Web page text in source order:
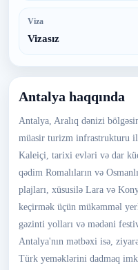
Viza
Vizasız
Antalya haqqında
Antalya, Aralıq dənizi
müasir turizm infrastrukturu
Kaleiçi, tarixi evləri və dar
qədim Romalıların və
plajları, xüsusilə Lara və
keçirmək üçün mükəmməl
gəzinti yolları və mədəni
Antalya'nın mətbəxi isə,
Türk yeməklərini dadmaq